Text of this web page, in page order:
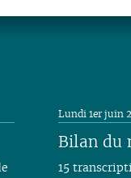
Bilan du
Lundi 1er juin
15